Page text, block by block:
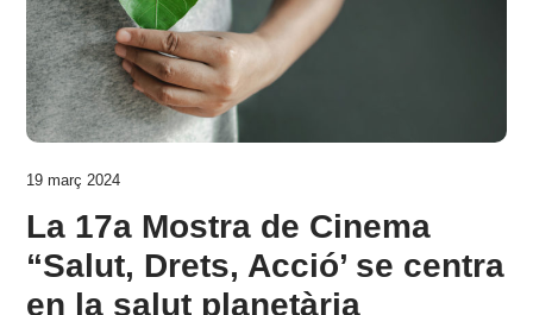
19 març 2024
La 17a Mostra de Cinema
“Salut, Drets, Acció’ se centra
en la salut planetària